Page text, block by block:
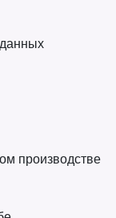
производстве